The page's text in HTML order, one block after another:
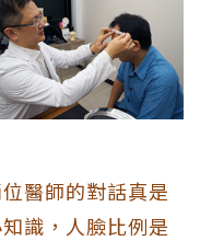
醫師的對話真是
識，人臉比例是